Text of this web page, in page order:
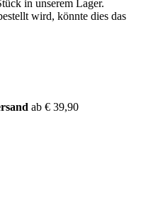
in unserem Lager.
wird, könnte dies das
ab € 39,90